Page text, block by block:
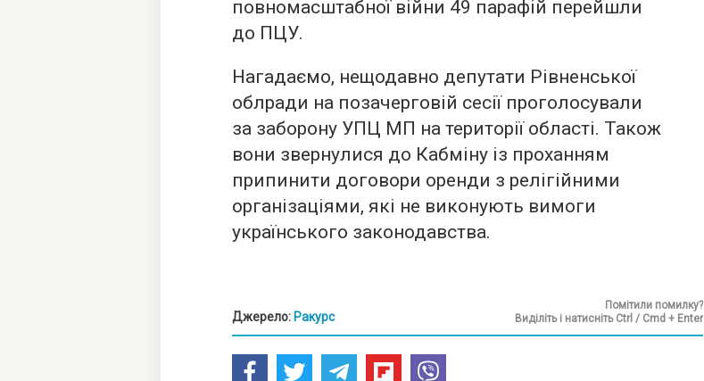
повномасштабної війни 49 парафій перейшли
до ПЦУ.
Нагадаємо, нещодавно депутати Рівненської
облради на позачерговій сесії проголосували
за заборону УПЦ МП на території області. Також
вони звернулися до Кабміну із проханням
припинити договори оренди з релігійними
організаціями, які не виконують вимоги
українського законодавства.
Джерело: Ракурс
Помітили помилку?
Виділіть і натисніть Ctrl / Cmd + Enter